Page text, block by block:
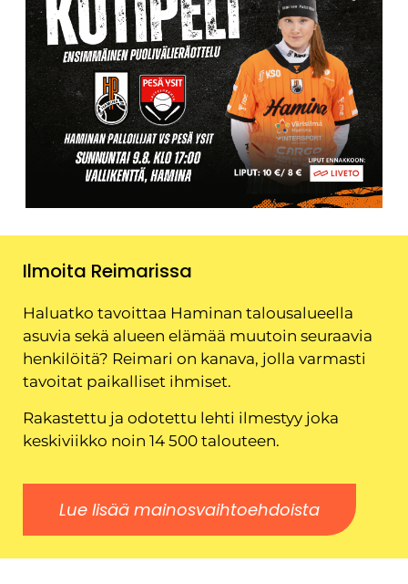
Ilmoita Reimarissa
Haluatko tavoittaa Haminan talousalueella
asuvia sekä alueen elämää muutoin seuraavia
henkilöitä? Reimari on kanava, jolla varmasti
tavoitat paikalliset ihmiset.
Rakastettu ja odotettu lehti ilmestyy joka
keskiviikko noin 14 500 talouteen.
Lue lisää mainosvaihtoehdoista